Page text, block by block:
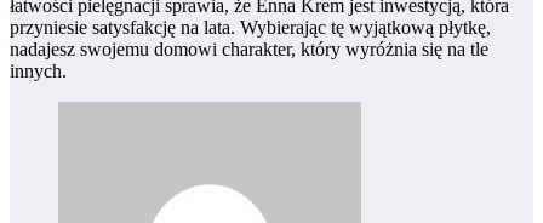
łatwości pielęgnacji sprawia, że Enna Krem jest inwestycją, która
przyniesie satysfakcję na lata. Wybierając tę wyjątkową płytkę,
nadajesz swojemu domowi charakter, który wyróżnia się na tle
innych.